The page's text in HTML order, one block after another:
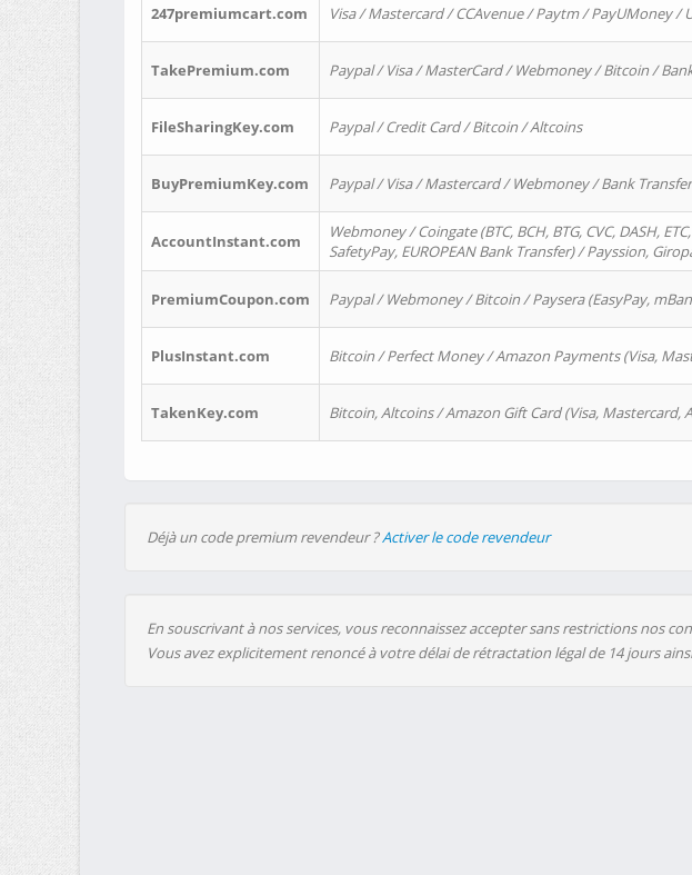
247premiumcart.com Visa / Mastercard / CCAvenue / Paytm / PayUMoney /
TakePremium.com Paypal / Visa / MasterCard / Webmoney / Bitcoin /
FileSharingKey.com Paypal / Credit Card / Bitcoin / Altcoins
BuyPremiumKey.com Paypal / Visa / Mastercard / Webmoney / Bank
AccountInstant.com
Webmoney / Coingate (BTC, BCH, BTG, CVC, DASH,
SafetyPay, EUROPEAN Bank Transfer) / Payssion,
PremiumCoupon.com Paypal / Webmoney / Bitcoin / Paysera (EasyPay,
PlusInstant.com Bitcoin / Perfect Money / Amazon Payments (Visa,
TakenKey.com Bitcoin, Altcoins / Amazon Gift Card (Visa, Mastercard,
Déjà un code premium revendeur ?Activer le code revendeur
En souscrivant à nos services, vous reconnaissez accepter sans restrictions nos
Vous avez explicitement renoncé à votre délai de rétractation légal de 14 jours